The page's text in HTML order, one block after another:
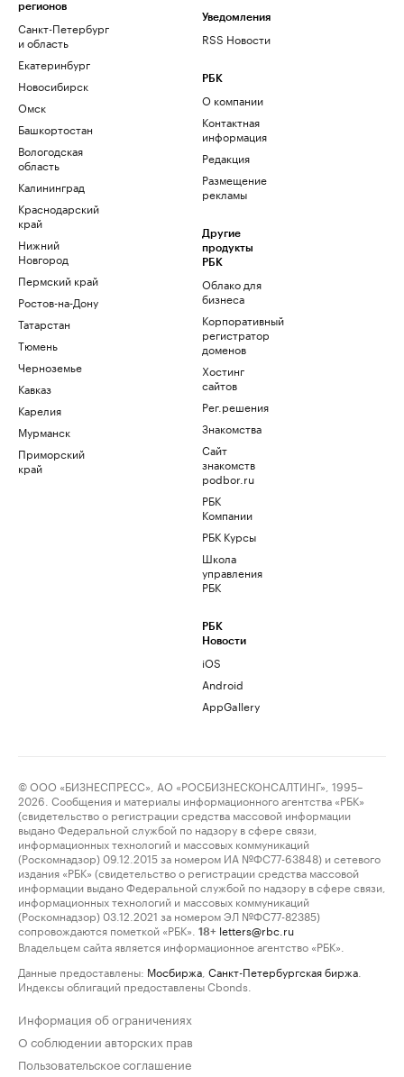
регионов
Санкт-Петербург
и область
Екатеринбург
Новосибирск
Омск
Башкортостан
Вологодская
область
Калининград
Краснодарский
край
Нижний
Новгород
Пермский край
Ростов-на-Дону
Татарстан
Тюмень
Черноземье
Кавказ
Карелия
Мурманск
Приморский
край
Уведомления
RSS Новости
РБК
О компании
Контактная
информация
Редакция
Размещение
рекламы
Другие
продукты
РБК
Облако для
бизнеса
Корпоративный
регистратор
доменов
Хостинг
сайтов
Рег.решения
Знакомства
Сайт
знакомств
podbor.ru
РБК
Компании
РБК Курсы
Школа
управления
РБК
РБК
Новости
iOS
Android
AppGallery
© ООО «БИЗНЕСПРЕСС», АО «РОСБИЗНЕСКОНСАЛТИНГ», 1995–
2026. Сообщения и материалы информационного агентства «РБК»
(свидетельство о регистрации средства массовой информации
выдано Федеральной службой по надзору в сфере связи,
информационных технологий и массовых коммуникаций
(Роскомнадзор) 09.12.2015 за номером ИА №ФС77-63848) и сетевого
издания «РБК» (свидетельство о регистрации средства массовой
информации выдано Федеральной службой по надзору в сфере связи,
информационных технологий и массовых коммуникаций
(Роскомнадзор) 03.12.2021 за номером ЭЛ №ФС77-82385)
сопровождаются пометкой «РБК».
18+ letters@rbc.ru
Владельцем сайта является информационное агентство «РБК».
Данные предоставлены: Мосбиржа Санкт-Петербургская биржа
Индексы облигаций предоставлены Cbonds.
Информация об ограничениях
О соблюдении авторских прав
Пользовательское соглашение